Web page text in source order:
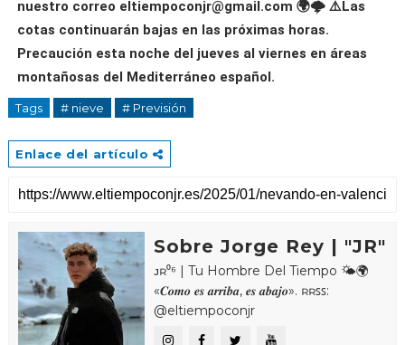
nuestro correo eltiempoconjr@gmail.com 🌍🌩️ ⚠️Las
cotas continuarán bajas en las próximas horas.
Precaución esta noche del jueves al viernes en áreas
montañosas del Mediterráneo español.
Tags # nieve # Previsión
Enlace del artículo
Sobre Jorge Rey | "JR"
ᴊʀ⁰⁶ | Tu Hombre Del Tiempo 🌤🌍
«𝑪𝒐𝒎𝒐 𝒆𝒔 𝒂𝒓𝒓𝒊𝒃𝒂, 𝒆𝒔 𝒂𝒃𝒂𝒋𝒐». ʀʀꜱꜱ:
@eltiempoconjr